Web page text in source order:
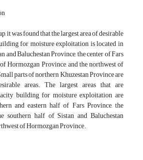
it was found that the largest area of desirable
for moisture exploitation is located in
and Baluchestan Province, the center of Fars
Hormozgan Province, and the northwest of
parts of northern Khuzestan Province are
areas. The largest areas that are
building for moisture exploitation are
and eastern half of Fars Province, the
southern half of Sistan and Baluchestan
of Hormozgan Province.